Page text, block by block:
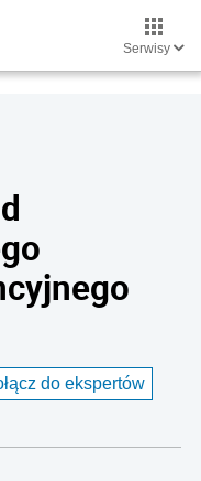
Serwisy
do ekspertów